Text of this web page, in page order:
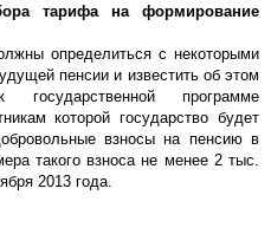
тарифа на формирование
определиться с некоторыми
пенсии и известить об этом
программе
которой государство будет
взносы на пенсию в
такого взноса не менее 2 тыс.
2013 года.